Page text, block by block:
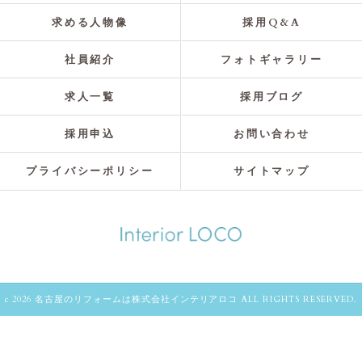
求める人物像 採用Q&A
社員紹介 フォトギャラリー
求人一覧 採用ブログ
採用申込 お問い合わせ
プライバシーポリシー サイトマップ
c 2026 名古屋のリフォームは株式会社インテリアロコ ALL RIGHTS RESERVED.